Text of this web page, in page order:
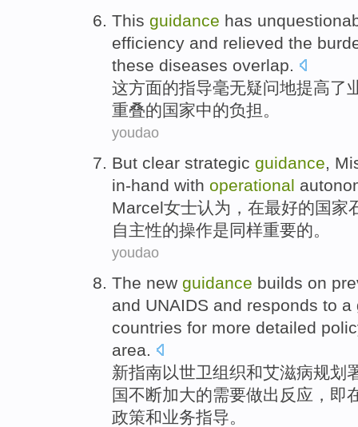
This guidance has
efficiency and relieved the
these diseases overlap.
这方面的指导毫无疑问地提高了
重叠的国家中的负担 。
youdao
But clear strategic guidance,
in-hand with operational
Marcel女士认为 ， 在最好的国家
自主性的操作是同样重要的。
youdao
The new guidance builds on
and UNAIDS and responds to a
countries for more detailed
area
新指南 以世卫组织和艾滋病规划
国不断加大的需要做出反应，即
政策和业务指导 。